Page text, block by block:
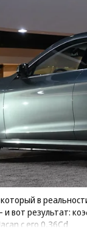
в
вот результат:
с его 0,36Cd